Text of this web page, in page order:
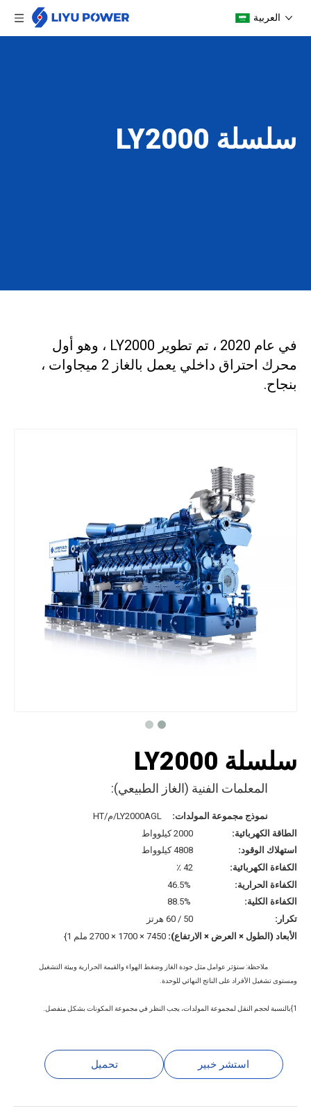
العربية
سلسلة LY2000
في عام 2020 ، تم تطوير LY2000 ، وهو أول
محرك احتراق داخلي يعمل بالغاز 2 ميجاوات ،
بنجاح.
سلسلة LY2000
المعلمات الفنية (الغاز الطبيعي):
نموذج مجموعة المولدات:
الطاقة الكهربائية:
2000 كيلوواط
استهلاك الوقود:
4808 كيلوواط
الكفاءة الكهربائية:
42 ٪
الكفاءة الحرارية:
الكفاءة الكلية:
تكرار:
50 / 60 هرتز
الأبعاد (الطول × العرض × الارتفاع):
ملاحظة: ستؤثر عوامل مثل جودة الغاز وضغط الهواء والقيمة الحرارية وبيئة التشغيل
ومستوى تشغيل الأفراد على الناتج النهائي للوحدة.
1}بالنسبة لحجم النقل لمجموعة المولدات، يجب النظر في مجموعة المكونات بشكل منفصل.
استشر خبير تحميل